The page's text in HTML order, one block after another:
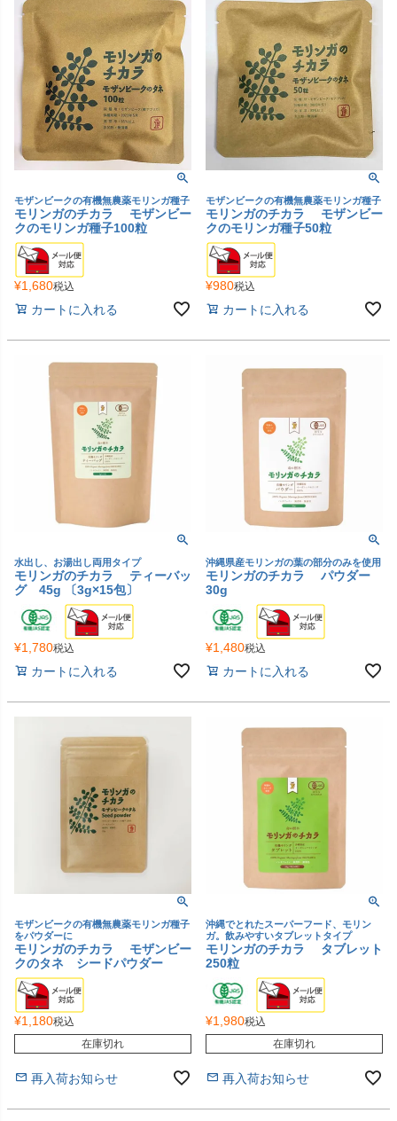
モザンビークの有機無農薬モリンガ種子
モリンガのチカラ モザンビー
クのモリンガ種子100粒
¥1,680税込
カートに入れる
モザンビークの有機無農薬モリンガ種子
モリンガのチカラ モザンビー
クのモリンガ種子50粒
¥980税込
カートに入れる
水出し、お湯出し両用タイプ
モリンガのチカラ ティーバッ
グ 45g 〔3g×15包〕
¥1,780税込
カートに入れる
沖縄県産モリンガの葉の部分のみを使用
モリンガのチカラ パウダー
30g
¥1,480税込
カートに入れる
モザンビークの有機無農薬モリンガ種子
をパウダーに
モリンガのチカラ モザンビー
クのタネ シードパウダー
¥1,180税込
在庫切れ
再入荷お知らせ
沖縄でとれたスーパーフード、モリン
ガ。飲みやすいタブレットタイプ
モリンガのチカラ タブレット
250粒
¥1,980税込
在庫切れ
再入荷お知らせ